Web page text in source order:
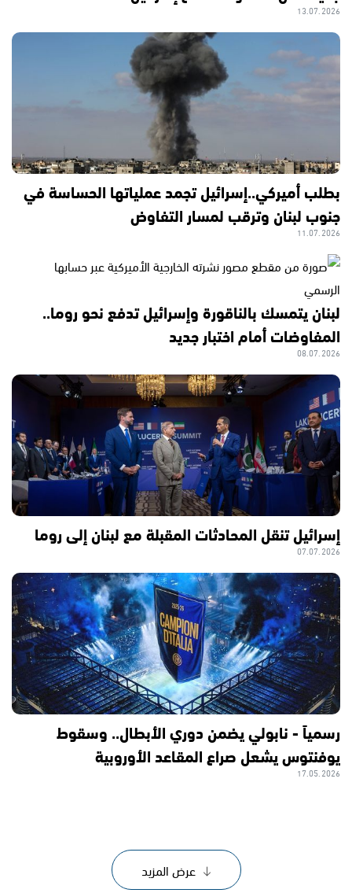
13.07.2026
بطلب أميركي..إسرائيل تجمد عملياتها الحساسة في
جنوب لبنان وترقب لمسار التفاوض
11.07.2026
لبنان يتمسك بالناقورة وإسرائيل تدفع نحو روما..
المفاوضات أمام اختبار جديد
08.07.2026
إسرائيل تنقل المحادثات المقبلة مع لبنان إلى روما
07.07.2026
رسمياً - نابولي يضمن دوري الأبطال.. وسقوط
يوفنتوس يشعل صراع المقاعد الأوروبية
17.05.2026
عرض المزيد